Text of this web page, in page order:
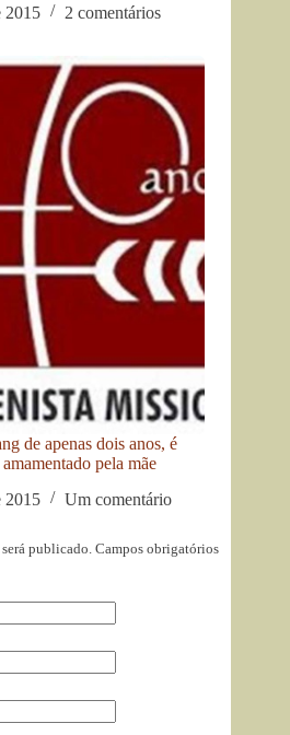
2015
2 comentários
de apenas dois anos, é
pela mãe
2015
Um comentário
publicado. Campos obrigatórios